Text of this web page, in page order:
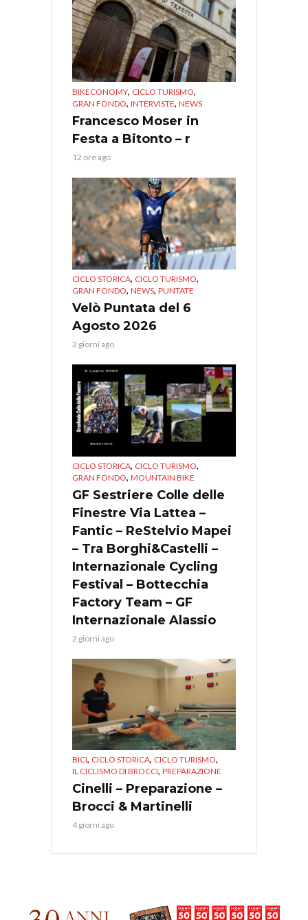
BIKECONOMY, CICLO TURISMO,
GRAN FONDO, INTERVISTE, NEWS
Francesco Moser in
Festa a Bitonto – r
12 ore ago
CICLO STORICA, CICLO TURISMO,
GRAN FONDO, NEWS, PUNTATE
Velò Puntata del 6
Agosto 2026
2 giorni ago
CICLO STORICA, CICLO TURISMO,
GRAN FONDO, MOUNTAIN BIKE
GF Sestriere Colle delle
Finestre Via Lattea –
Fantic – ReStelvio Mapei
– Tra Borghi&Castelli –
Internazionale Cycling
Festival – Bottecchia
Factory Team – GF
Internazionale Alassio
2 giorni ago
BICI, CICLO STORICA, CICLO TURISMO,
IL CICLISMO DI BROCCI, PREPARAZIONE
Cinelli – Preparazione –
Brocci & Martinelli
4 giorni ago